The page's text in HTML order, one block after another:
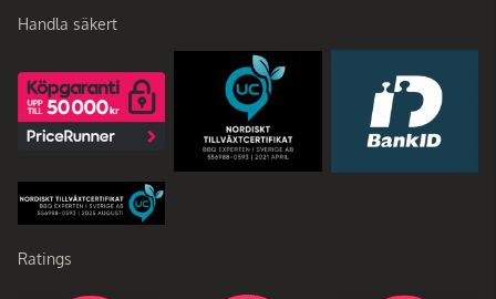
Handla säkert
Ratings